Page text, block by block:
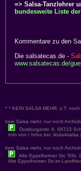
=> Salsa-Tanzlehrer
bundesweite Liste
Kommentare zu den
Die salsatecas.de -
www.salsatecas.de/
* * KEIN SALSA MEHR, z.T. noch
kein Salsa mehr, nur noch
Duisburgerstr. 9, 68723
Info von / Infos bei: linda4salsa
kein Salsa mehr, nur noch
Alte Eppelheimer Str. 50b,
Alte Eppelheimer Str im